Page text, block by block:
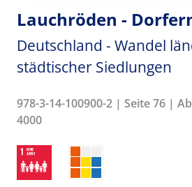
Lauchröden -
Deutschland - Wandel
städtischer Siedlungen
978-3-14-100900-2 | Seite 76 |
4000